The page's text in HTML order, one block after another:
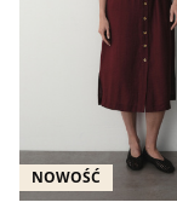
NOWOŚĆ